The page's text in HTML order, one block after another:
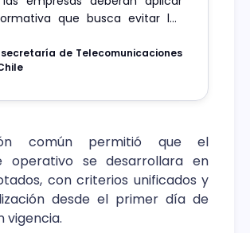
que busca evitar las
4 de febrero de 2025.- La
de Telecomunicaciones
a regir la norma que obliga
de Telecomunicaciones
común permitió que el
operativo se desarrollara en
con criterios unificados y
desde el primer día de
vigencia.